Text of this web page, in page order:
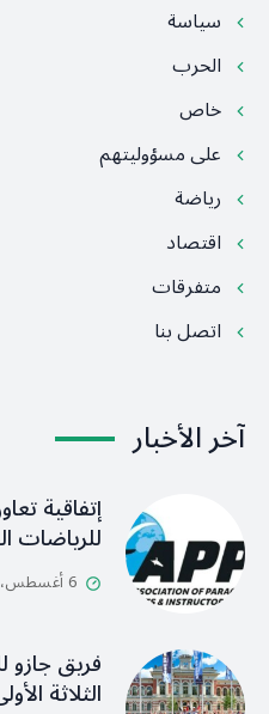
سياسة
الحرب
خاص
على مسؤوليتهم
رياضة
اقتصاد
متفرقات
اتصل بنا
آخر الأخبار
إتفاقية
للرياضات
6 أغسطس، 2026
فريق جازو
الثلاثة